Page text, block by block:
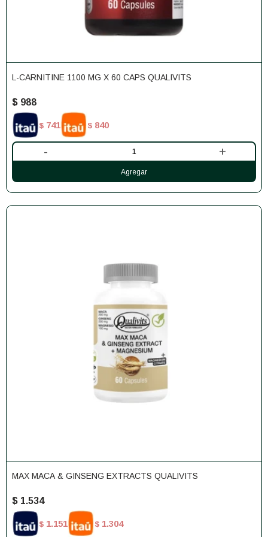
L-CARNITINE 1100 MG X 60 CAPS QUALIVITS
$ 988
$ 741 $ 840
- +
MAX MACA & GINSENG EXTRACTS QUALIVITS
$ 1.534
$ 1.151 $ 1.304